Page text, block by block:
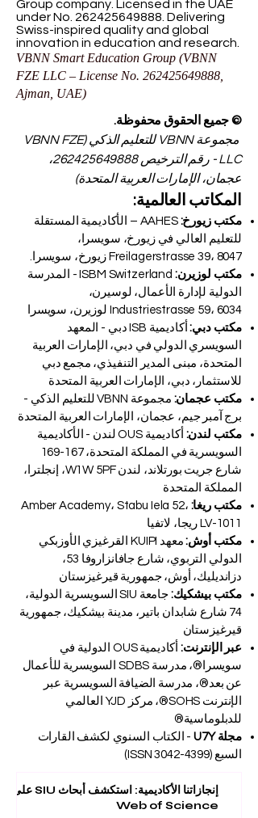
Group company. Licensed in the UAE
under No. 262425649888 . Delivering
Swiss-inspired quality and global
innovation in education and research.
VBNN Smart Education Group (VBNN
FZE LLC – License No. 262425649888
Ajman, UAE)
© جميع الحقوق محفوظة.
مجموعة VBNN للتعليم الذكي (VBNN FZE
LLC - رقم الترخيص
262425649888،
عجمان، الإمارات العربية المتحدة)
المكاتب العالمية:
مكتب زيورخ:
AAHES – الأكاديمية المستقلة
للتعليم العالي في زيورخ، سويسرا،
Freilagerstrasse 39، 8047 زيورخ، سويسرا.
مكتب لوزيرن:
ISBM Switzerland - المدرسة
الدولية لإدارة الأعمال، لوسيرن،
Industriestrasse 59، 6034 لوزيرن، سويسرا
مكتب دبي:
أكاديمية ISB دبي - المعهد
السويسري الدولي في دبي، الإمارات العربية
المتحدة، مبنى المدير التنفيذي، مجمع دبي
للاستثمار، دبي، الإمارات العربية المتحدة
مكتب عجمان:
مجموعة VBNN للتعليم الذكي -
برج آمبر جيم، عجمان، الإمارات العربية المتحدة
مكتب لندن:
أكاديمية OUS لندن - الأكاديمية
السويسرية في المملكة المتحدة، 167-169
شارع جريت بورتلاند، لندن W1W 5PF، إنجلترا،
المملكة المتحدة
مكتب ريغا: Amber Academy، Stabu Iela 52،
LV-1011 ريجا، لاتفيا
مكتب أوش:
معهد KUIPI القرغيزي الأوزبكي
الدولي التربوي، شارع جافانزاروفا 53،
دزانديليك، أوش، جمهورية قيرغيزستان
مكتب بيشكيك:
جامعة SIU السويسرية الدولية،
74 شارع شابدان باتير، مدينة بيشكيك، جمهورية
قيرغيزستان
عبر الإنترنت:
أكاديمية OUS الدولية في
سويسرا®، مدرسة SDBS السويسرية للأعمال
عن بعد®، مدرسة الضيافة السويسرية عبر
الإنترنت SOHS®، مركز YJD العالمي
للدبلوماسية®
مجلة U7Y
- الكتاب السنوي لكشف القارات
السبع (ISSN3042-4399)
إنجازاتنا الأكاديمية: استكشف أبحاث SIU على
Web of Science